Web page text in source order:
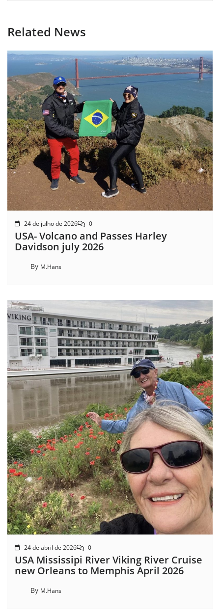
Related News
24 de julho de 2026 0
USA- Volcano and Passes Harley
Davidson july 2026
By M.Hans
24 de abril de 2026 0
USA Mississipi River Viking River Cruise
new Orleans to Memphis April 2026
By M.Hans